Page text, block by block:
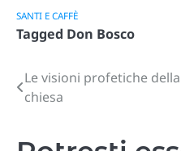
SANTI E CAFFÈ
Tagged Don Bosco
Navigazione
Le visioni profetiche
chiesa